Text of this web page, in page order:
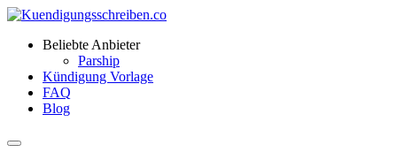
Beliebte Anbieter
Parship
Kündigung Vorlage
FAQ
Blog